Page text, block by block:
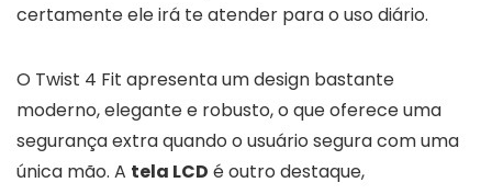
certamente ele irá te atender para o uso diário.
O Twist 4 Fit apresenta um design bastante
moderno, elegante e robusto, o que oferece uma
segurança extra quando o usuário segura com uma
única mão. A tela LCD é outro destaque,